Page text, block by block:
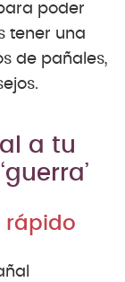
poder
tener una
de pañales,
a tu
rápido